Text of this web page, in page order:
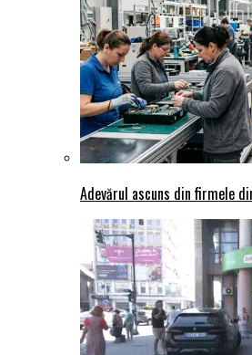
Adevărul ascuns din firmele